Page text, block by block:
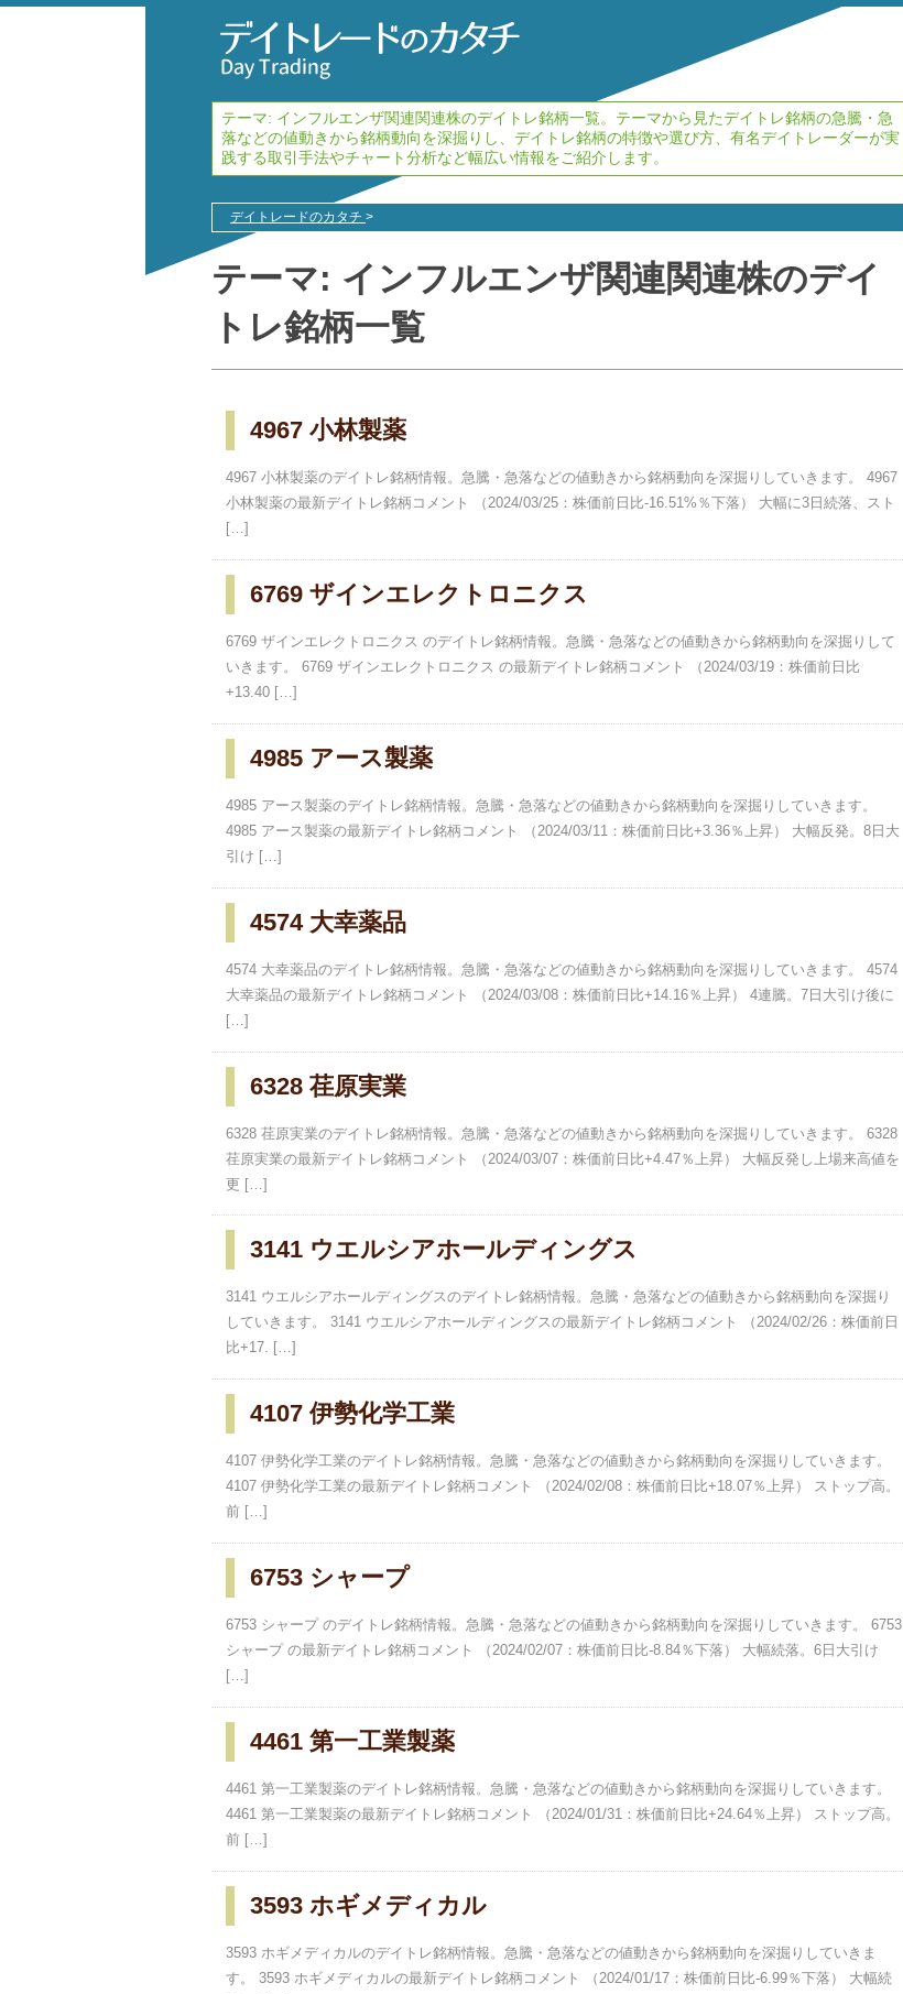
テーマ: インフルエンザ関連関連株のデイトレ銘柄一覧。テーマから見たデイトレ銘柄の急騰・急
落などの値動きから銘柄動向を深掘りし、デイトレ銘柄の特徴や選び方、有名デイトレーダーが実
践する取引手法やチャート分析など幅広い情報をご紹介します。
デイトレードのカタチ >
テーマ: インフルエンザ関連関連株のデイ
トレ銘柄一覧
4967 小林製薬
4967 小林製薬のデイトレ銘柄情報。急騰・急落などの値動きから銘柄動向を深掘りしていきます。 4967
小林製薬の最新デイトレ銘柄コメント （2024/03/25：株価前日比-16.51%％下落） 大幅に3日続落、スト
[…]
6769 ザインエレクトロニクス
6769 ザインエレクトロニクス のデイトレ銘柄情報。急騰・急落などの値動きから銘柄動向を深掘りして
いきます。 6769 ザインエレクトロニクス の最新デイトレ銘柄コメント （2024/03/19：株価前日比
+13.40 […]
4985 アース製薬
4985 アース製薬のデイトレ銘柄情報。急騰・急落などの値動きから銘柄動向を深掘りしていきます。
4985 アース製薬の最新デイトレ銘柄コメント （2024/03/11：株価前日比+3.36％上昇） 大幅反発。8日大
引け […]
4574 大幸薬品
4574 大幸薬品のデイトレ銘柄情報。急騰・急落などの値動きから銘柄動向を深掘りしていきます。 4574
大幸薬品の最新デイトレ銘柄コメント （2024/03/08：株価前日比+14.16％上昇） 4連騰。7日大引け後に
[…]
6328 荏原実業
6328 荏原実業のデイトレ銘柄情報。急騰・急落などの値動きから銘柄動向を深掘りしていきます。 6328
荏原実業の最新デイトレ銘柄コメント （2024/03/07：株価前日比+4.47％上昇） 大幅反発し上場来高値を
更 […]
3141 ウエルシアホールディングス
3141 ウエルシアホールディングスのデイトレ銘柄情報。急騰・急落などの値動きから銘柄動向を深掘り
していきます。 3141 ウエルシアホールディングスの最新デイトレ銘柄コメント （2024/02/26：株価前日
比+17. […]
4107 伊勢化学工業
4107 伊勢化学工業のデイトレ銘柄情報。急騰・急落などの値動きから銘柄動向を深掘りしていきます。
4107 伊勢化学工業の最新デイトレ銘柄コメント （2024/02/08：株価前日比+18.07％上昇） ストップ高。
前 […]
6753 シャープ
6753 シャープ のデイトレ銘柄情報。急騰・急落などの値動きから銘柄動向を深掘りしていきます。 6753
シャープ の最新デイトレ銘柄コメント （2024/02/07：株価前日比-8.84％下落） 大幅続落。6日大引け
[…]
4461 第一工業製薬
4461 第一工業製薬のデイトレ銘柄情報。急騰・急落などの値動きから銘柄動向を深掘りしていきます。
4461 第一工業製薬の最新デイトレ銘柄コメント （2024/01/31：株価前日比+24.64％上昇） ストップ高。
前 […]
3593 ホギメディカル
3593 ホギメディカルのデイトレ銘柄情報。急騰・急落などの値動きから銘柄動向を深掘りしていきま
す。 3593 ホギメディカルの最新デイトレ銘柄コメント （2024/01/17：株価前日比-6.99％下落） 大幅続